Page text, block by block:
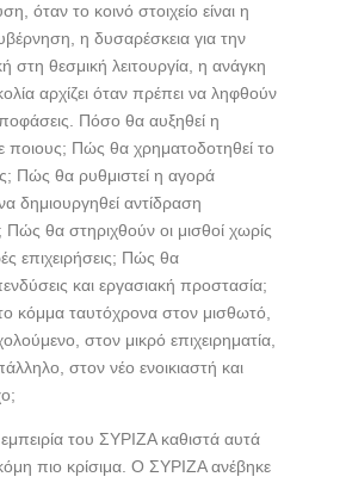
όταν το κοινό στοιχείο είναι η
η δυσαρέσκεια για την
στη θεσμική λειτουργία, η ανάγκη
αρχίζει όταν πρέπει να ληφθούν
Πόσο θα αυξηθεί η
ποιους; Πώς θα χρηματοδοτηθεί το
Πώς θα ρυθμιστεί η αγορά
δημιουργηθεί αντίδραση
Πώς θα στηριχθούν οι μισθοί χωρίς
επιχειρήσεις; Πώς θα
και εργασιακή προστασία;
κόμμα ταυτόχρονα στον μισθωτό,
στον μικρό επιχειρηματία,
στον νέο ενοικιαστή και
του ΣΥΡΙΖΑ καθιστά αυτά
πιο κρίσιμα. Ο ΣΥΡΙΖΑ ανέβηκε